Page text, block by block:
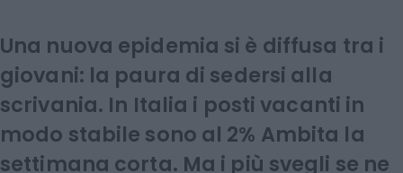
Una nuova epidemia si è diffusa tra i
giovani: la paura di sedersi alla
scrivania. In Italia i posti vacanti in
modo stabile sono al 2% Ambita la
settimana corta. Ma i più svegli se ne